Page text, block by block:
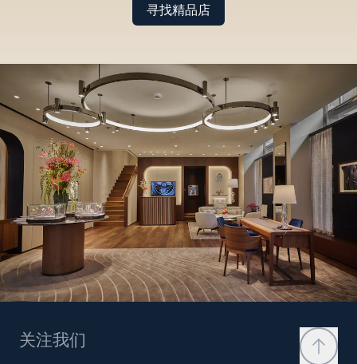
寻找精品店
关注我们